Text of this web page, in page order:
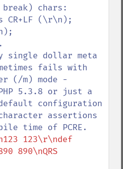
chars:
CR+LF (\r\n);
single dollar meta
fails with
(/m) mode -
5.3.8 or just a
configuration
assertions
123\r\ndef
890\nQRS